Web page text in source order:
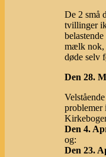
De 2 små
tvillinger
mælk nok,
døde selv
Den 28.
problemer
Den 4.
og:
Den 23.